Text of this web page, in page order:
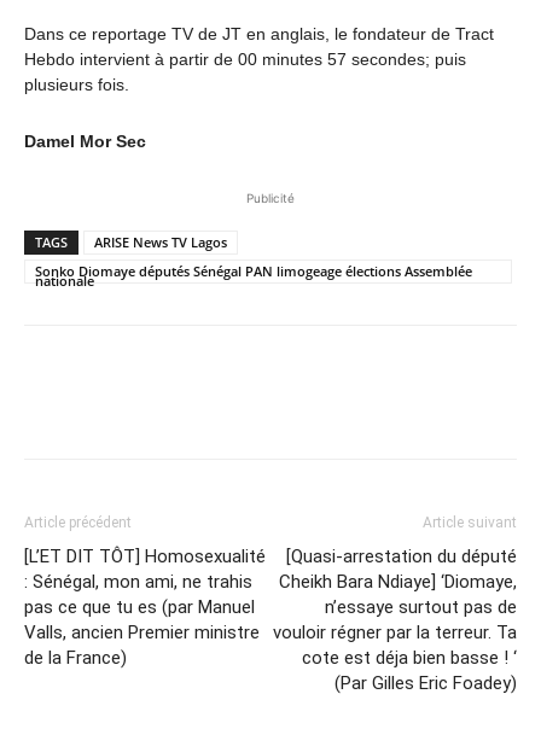
Dans ce reportage TV de JT en anglais, le fondateur de Tract
Hebdo intervient à partir de 00 minutes 57 secondes; puis
plusieurs fois.
Damel Mor Sec
Publicité
TAGS
ARISE News TV Lagos
Sonko Diomaye députés Sénégal PAN limogeage élections Assemblée
nationale
Article précédent
[L’ET DIT TÔT] Homosexualité
: Sénégal, mon ami, ne trahis
pas ce que tu es (par Manuel
Valls, ancien Premier ministre
de la France)
Article suivant
[Quasi-arrestation du député
Cheikh Bara Ndiaye] ‘Diomaye,
n’essaye surtout pas de
vouloir régner par la terreur. Ta
cote est déja bien basse ! ‘
(Par Gilles Eric Foadey)